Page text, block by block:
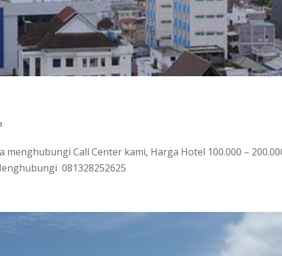
Call Center kami, Harga Hotel 100.000 –
081328252625